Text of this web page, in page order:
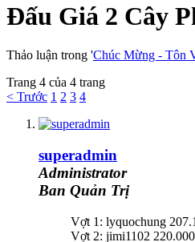
Đấu Giá 2 Cây
Thảo luận trong 'Chúc Mừng - Tôn
Trang 4 của 4 trang
< Trước 1 2 3 4
superadmin
Administrator
Ban Quản Trị
Vợt 1: lyquochung
Vợt 2: jimi1102